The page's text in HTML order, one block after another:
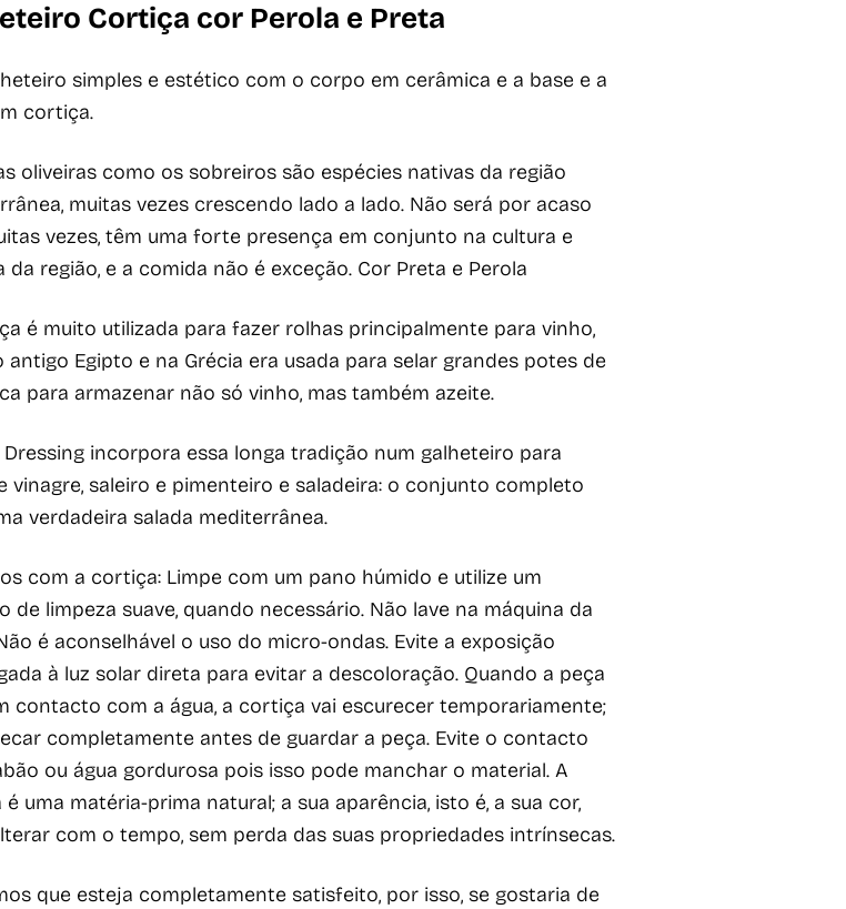
Cortiça cor Perola e Preta
simples e estético com o corpo em cerâmica e a base e a
cortiça.
oliveiras como os sobreiros são espécies nativas da região
muitas vezes crescendo lado a lado. Não será por acaso
vezes, têm uma forte presença em conjunto na cultura e
da região, e a comida não é exceção. Cor Preta e Perola
é muito utilizada para fazer rolhas principalmente para vinho,
antigo Egipto e na Grécia era usada para selar grandes potes de
para armazenar não só vinho, mas também azeite.
incorpora essa longa tradição num galheteiro para
vinagre, saleiro e pimenteiro e saladeira: o conjunto completo
verdadeira salada mediterrânea.
com a cortiça: Limpe com um pano húmido e utilize um
de limpeza suave, quando necessário. Não lave na máquina da
é aconselhável o uso do micro-ondas. Evite a exposição
à luz solar direta para evitar a descoloração. Quando a peça
contacto com a água, a cortiça vai escurecer temporariamente;
completamente antes de guardar a peça. Evite o contacto
ou água gordurosa pois isso pode manchar o material. A
uma matéria-prima natural; a sua aparência, isto é, a sua cor,
com o tempo, sem perda das suas propriedades intrínsecas.
que esteja completamente satisfeito, por isso, se gostaria de